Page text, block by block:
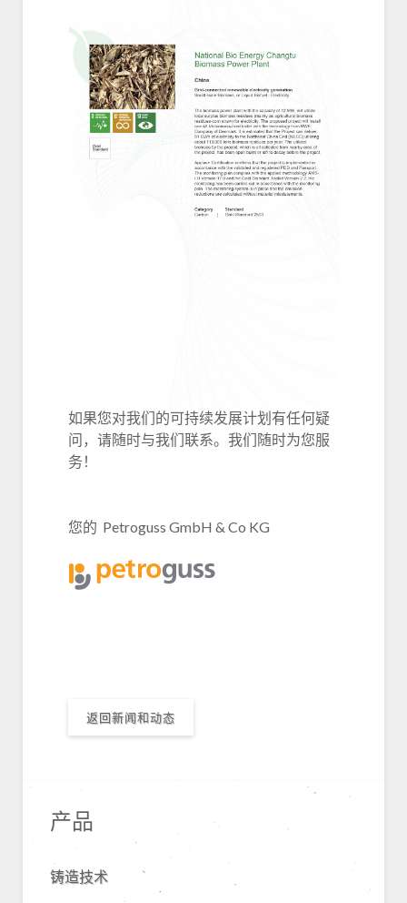
如果您对我们的可持续发展计划有任何疑
问，请随时与我们联系。 我们随时为您服
务！
您的 Petroguss GmbH & Co KG
返回新闻和动态
产品
铸造技术